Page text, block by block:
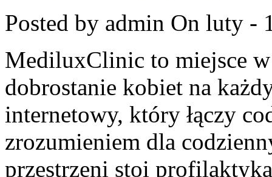
Posted by admin On luty -
MediluxClinic to miejsce
dobrostanie kobiet na
internetowy, który łączy
zrozumieniem dla
przestrzeni stoi